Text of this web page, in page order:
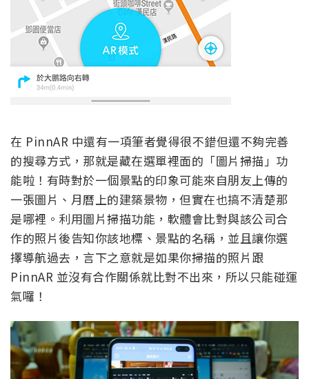
在 PinnAR 中還有一項筆者覺得很不錯但還不夠完善
的搜尋方式，那就是藏在選單裡面的「圖片掃描」功
能啦！有時對於一個景點的印象可能來自朋友上傳的
一張圖片、月曆上的建築景物，但實在也搞不清楚那
是哪裡。利用圖片掃描功能，軟體會比對與該公司合
作的照片後告知你該地標、景點的名稱，並且讓你選
擇導航過去，言下之意就是如果你掃描的照片跟
PinnAR 並沒有合作關係就比對不出來，所以只能碰運
氣囉！